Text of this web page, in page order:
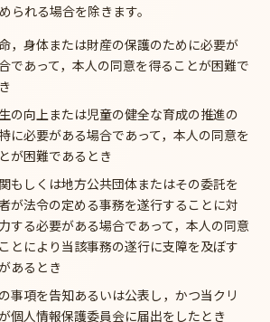
られる場合を除きます。
，身体または財産の保護のために必要が
であって，本人の同意を得ることが困難で
の向上または児童の健全な育成の推進の
に必要がある場合であって，本人の同意を
が困難であるとき
もしくは地方公共団体またはその委託を
が法令の定める事務を遂行することに対
する必要がある場合であって，本人の同意
とにより当該事務の遂行に支障を及ぼす
あるとき
事項を告知あるいは公表し，かつ当クリ
個人情報保護委員会に届出をしたとき